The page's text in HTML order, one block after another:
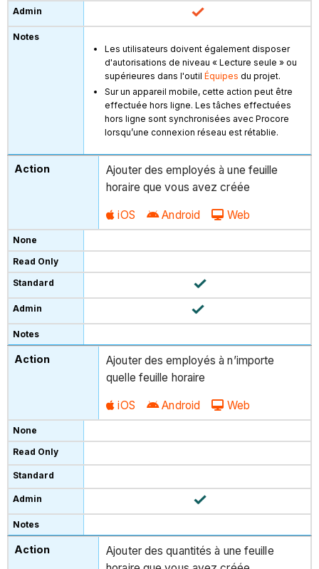
Les utilisateurs doivent également disposer
d'autorisations de niveau « Lecture seule » ou
supérieures dans l'outilÉquipes du projet.
Sur un appareil mobile, cette action peut être
effectuée hors ligne. Les tâches effectuées
hors ligne sont synchronisées avec Procore
lorsqu’une connexion réseau est rétablie.
Ajouter des employés à une feuille
horaire que vous avez créée
iOS Android Web
Ajouter des employés à n’importe
quelle feuille horaire
iOS Android Web
Ajouter des quantités à une feuille